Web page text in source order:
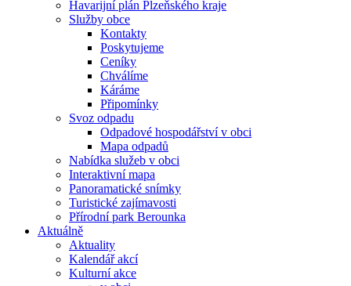
Havarijní plán Plzeňského kraje
Služby obce
Kontakty
Poskytujeme
Ceníky
Chválíme
Káráme
Připomínky
Svoz odpadu
Odpadové hospodářství v obci
Mapa odpadů
Nabídka služeb v obci
Interaktivní mapa
Panoramatické snímky
Turistické zajímavosti
Přírodní park Berounka
Aktuálně
Aktuality
Kalendář akcí
Kulturní akce